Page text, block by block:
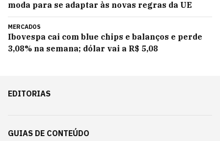
moda para se adaptar às novas regras da UE
MERCADOS
Ibovespa cai com blue chips e balanços e perde
3,08% na semana; dólar vai a R$ 5,08
EDITORIAS
GUIAS DE CONTEÚDO